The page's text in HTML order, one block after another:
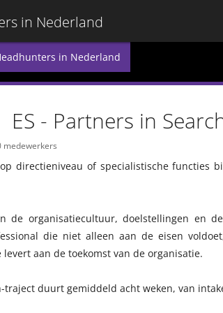
in Nederland
in Nederland
ES - Partners in
medewerkers
directieniveau of specialistische functies
de organisatiecultuur, doelstellingen en
die niet alleen aan de eisen
aan de toekomst van de organisatie.
traject duurt gemiddeld acht weken, van